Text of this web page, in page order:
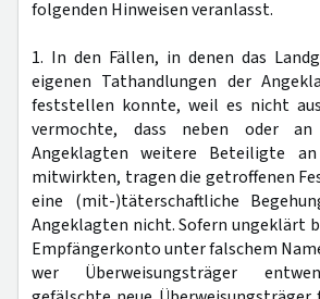
folgenden Hinweisen veranlasst.
1. In den Fällen, in denen das
eigenen Tathandlungen der
feststellen konnte, weil es nicht
vermochte, dass neben oder
Angeklagten weitere Beteiligte
mitwirkten, tragen die getroffenen
eine (mit-)täterschaftliche
Angeklagten nicht. Sofern ungeklärt
Empfängerkonto unter falschem
wer Überweisungsträger